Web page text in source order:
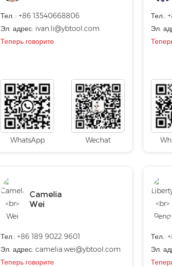
Тел..: +86 13540668806
Эл. адрес: ivan.li@ybtool.com
Теперь говорите
WhatsApp Wechat
Тел.:
Эл.
Camelia
Wei
Тел.: +86 189 9022 9601
Эл. адрес: camelia.wei@ybtool.com
Теперь говорите
Тел.:
Эл.